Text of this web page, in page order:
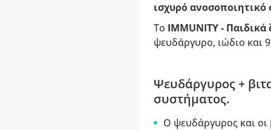
ισχυρό ανοσοποιητικό
Το IMMUNITY - Παιδικά
ψευδάργυρο, ιώδιο και
Ψευδάργυρος +
συστήματος.
Ο ψευδάργυρος και οι